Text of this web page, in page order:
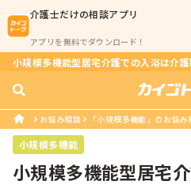
介護士だけの相談アプリ
アプリを無料でダウンロード！
小規模多機能型居宅介護での入浴は介
お悩み相談 「小規模多機能」のお悩み
小規模多機能
小規模多機能型居宅